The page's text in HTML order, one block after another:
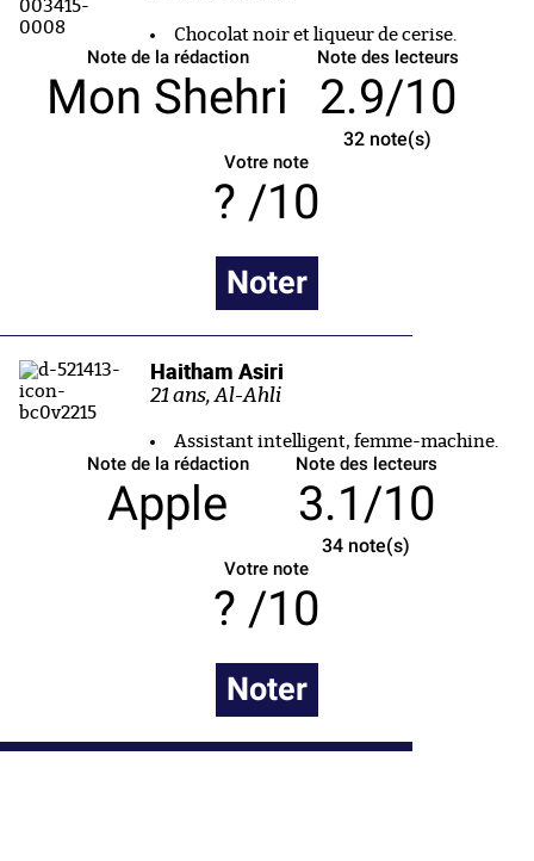
Chocolat noir et liqueur de cerise.
Note de la rédaction
Mon Shehri
Note des lecteurs
2.9/10
32 note(s)
Votre note
/10
Noter
Haitham Asiri
21 ans, Al-Ahli
Assistant intelligent, femme-machine.
Note de la rédaction
Apple
Note des lecteurs
3.1/10
34 note(s)
Votre note
/10
Noter